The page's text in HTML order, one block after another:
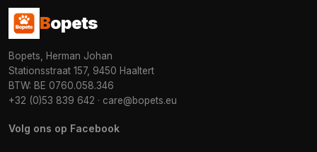
Bopets
Bopets, Herman Johan
Stationsstraat 157, 9450 Haaltert
BTW: BE 0760.058.346
+32 (0)53 839 642 · care@bopets.eu
Volg ons op Facebook